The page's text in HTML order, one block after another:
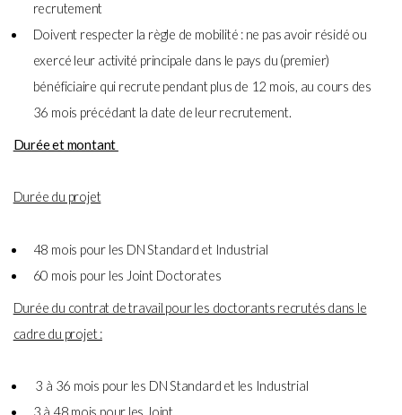
recrutement
Doivent respecter la règle de mobilité : ne pas avoir résidé ou
exercé leur activité principale dans le pays du (premier)
bénéficiaire qui recrute pendant plus de 12 mois, au cours des
36 mois précédant la date de leur recrutement.
Durée et montant
Durée du projet
48 mois pour les DN Standard et Industrial
60 mois pour les Joint Doctorates
Durée du contrat de travail pour les doctorants recrutés dans le
cadre du projet :
3 à 36 mois pour les DN Standard et les Industrial